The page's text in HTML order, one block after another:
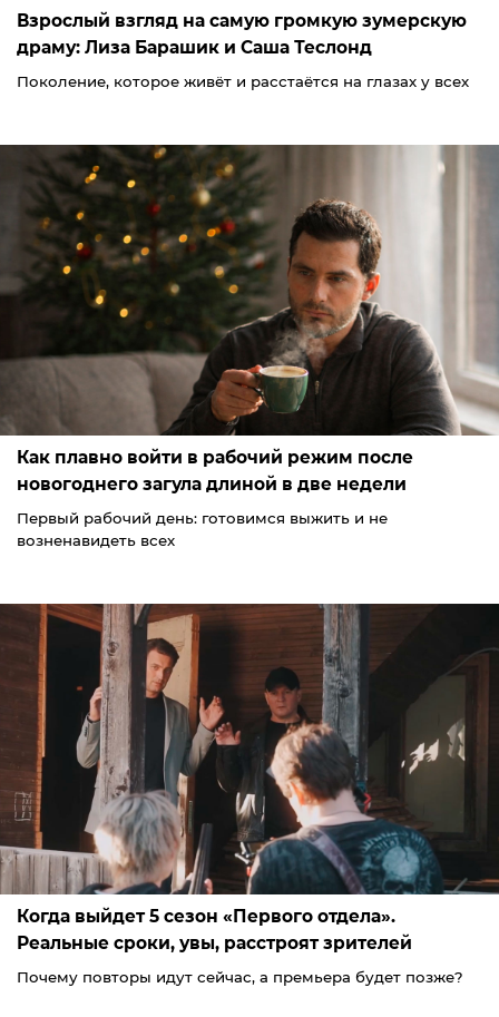
Взрослый взгляд на самую громкую зумерскую
драму: Лиза Барашик и Саша Теслонд
Поколение, которое живёт и расстаётся на глазах у всех
Как плавно войти в рабочий режим после
новогоднего загула длиной в две недели
Первый рабочий день: готовимся выжить и не
возненавидеть всех
Когда выйдет 5 сезон «Первого отдела».
Реальные сроки, увы, расстроят зрителей
Почему повторы идут сейчас, а премьера будет позже?